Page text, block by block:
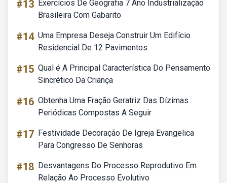
#13 Exercícios De Geografia 7 Ano Industrialização
Brasileira Com Gabarito
#14 Uma Empresa Deseja Construir Um Edifício
Residencial De 12 Pavimentos
#15 Qual é A Principal Característica Do Pensamento
Sincrético Da Criança
#16 Obtenha Uma Fração Geratriz Das Dízimas
Periódicas Compostas A Seguir
#17 Festividade Decoração De Igreja Evangelica
Para Congresso De Senhoras
#18 Desvantagens Do Processo Reprodutivo Em
Relação Ao Processo Evolutivo